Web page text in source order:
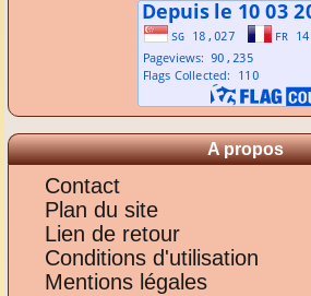
A propos
Contact
Plan du site
Lien de retour
Conditions d'utilisation
Mentions légales